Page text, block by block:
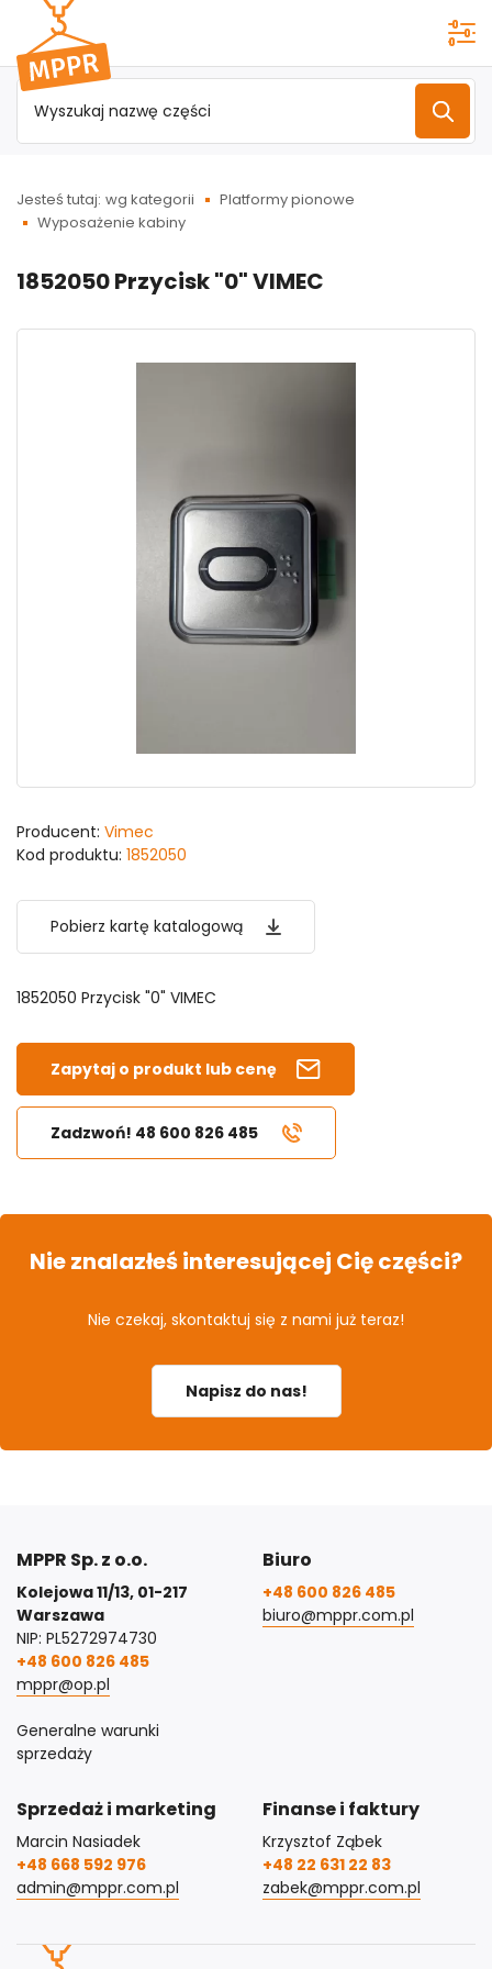
Przejdź do
menu
głównego
Jesteś tutaj: wg kategorii
Platformy pionowe
Wyposażenie kabiny
1852050 Przycisk "0" VIMEC
Producent: Vimec
Kod produktu: 1852050
Pobierz kartę katalogową
1852050 Przycisk "0" VIMEC
Zapytaj o produkt lub cenę
Zadzwoń! 48 600 826 485
Nie znalazłeś interesującej Cię części?
Nie czekaj, skontaktuj się z nami już teraz!
Napisz do nas!
MPPR Sp. z o.o.
Kolejowa 11/13, 01-217
Warszawa
NIP: PL5272974730
+48 600 826 485
mppr@op.pl
Generalne warunki
sprzedaży
Biuro
+48 600 826 485
biuro@mppr.com.pl
Sprzedaż i marketing
Marcin Nasiadek
+48 668 592 976
admin@mppr.com.pl
Finanse i faktury
Krzysztof Ząbek
+48 22 631 22 83
zabek@mppr.com.pl